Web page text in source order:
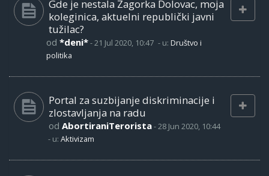
Gde je nestala Zagorka Dolovac, moja
koleginica, aktuelni republički javni
tužilac?
od *deni*-21 Jul 2020, 10:47 - u: Društvo i
politika
Portal za suzbijanje diskriminacije i
zlostavljanja na radu
od AbortiraniTerorista-28 Jun 2020, 10:44
- u: Aktivizam